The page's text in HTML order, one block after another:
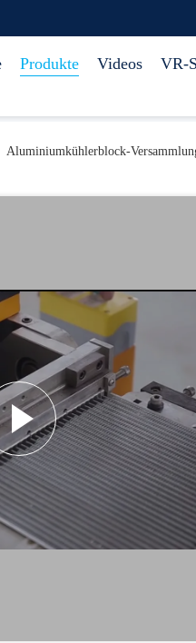
Produkte Videos VR-
Aluminiumkühlerblock-